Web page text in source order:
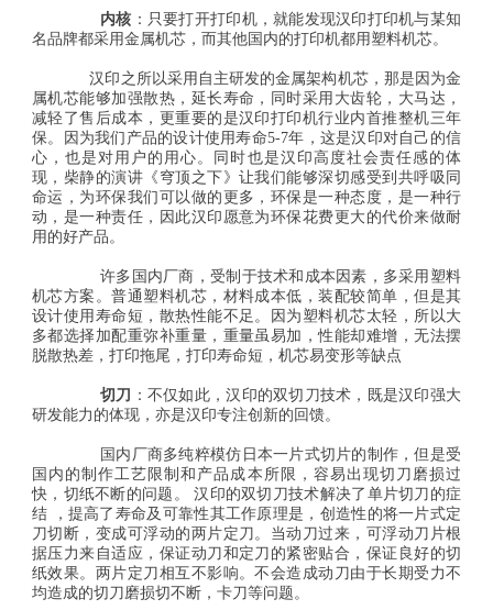
内核 ：只要打开打印机，就能发现汉印打印机与某知
名品牌都采用金属机芯，而其他国内的打印机都用塑料机芯。
汉印之所以采用自主研发的金属架构机芯，那是因为金
属机芯能够加强散热，延长寿命，同时采用大齿轮，大马达，
减轻了售后成本，更重要的是汉印打印机行业内首推整机三年
保。因为我们产品的设计使用寿命5-7年，这是汉印对自己的信
心，也是对用户的用心。同时也是汉印高度社会责任感的体
现，柴静的演讲《穹顶之下》让我们能够深切感受到共呼吸同
命运，为环保我们可以做的更多，环保是一种态度，是一种行
动，是一种责任，因此汉印愿意为环保花费更大的代价来做耐
用的好产品。
许多国内厂商，受制于技术和成本因素，多采用塑料
机芯方案。普通塑料机芯，材料成本低，装配较简单，但是其
设计使用寿命短，散热性能不足。因为塑料机芯太轻，所以大
多都选择加配重弥补重量，重量虽易加，性能却难增，无法摆
脱散热差，打印拖尾，打印寿命短，机芯易变形等缺点
切刀 ：不仅如此，汉印的双切刀技术，既是汉印强大
研发能力的体现，亦是汉印专注创新的回馈。
国内厂商多纯粹模仿日本一片式切片的制作，但是受
国内的制作工艺限制和产品成本所限，容易出现切刀磨损过
快，切纸不断的问题。 汉印的双切刀技术解决了单片切刀的症
结 ，提高了寿命及可靠性其工作原理是，创造性的将一片式定
刀切断，变成可浮动的两片定刀。当动刀过来，可浮动刀片根
据压力来自适应，保证动刀和定刀的紧密贴合，保证良好的切
纸效果。两片定刀相互不影响。不会造成动刀由于长期受力不
均造成的切刀磨损切不断，卡刀等问题。